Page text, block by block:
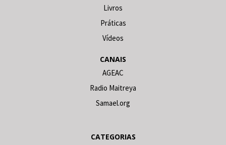
Livros
Práticas
Vídeos
CANAIS
AGEAC
Radio Maitreya
Samael.org
CATEGORIAS